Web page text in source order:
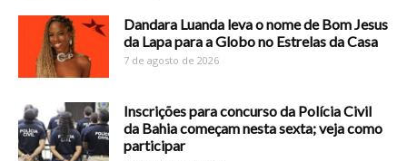
Dandara Luanda leva o nome de Bom Jesus
da Lapa para a Globo no Estrelas da Casa
7 de agosto de 2026
Inscrições para concurso da Polícia Civil
da Bahia começam nesta sexta; veja como
participar